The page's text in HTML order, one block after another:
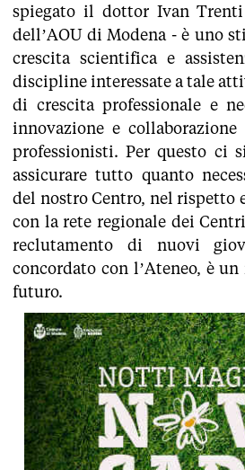
spiegato il dottor Ivan Trenti
dell’AOU di Modena - è uno
crescita scientifica e
discipline interessate a tale
di crescita professionale e
innovazione e
professionisti. Per questo ci
assicurare tutto quanto
del nostro Centro, nel rispetto
con la rete regionale dei
reclutamento di nuovi
concordato con l’Ateneo, è
futuro.